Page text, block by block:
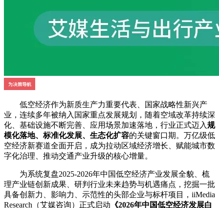
低空经济作为新质生产力重要代表、国家战略性新兴产
业，连续多年被纳入国家重点发展规划，随着空域改革持续深
化、基础设施不断完善、应用场景加速落地，行业正式迈入规
模化落地、标准化发展、生态化扩容的关键窗口期。万亿级低
空经济新赛道全面开启，成为拉动区域经济增长、赋能城市数
字化治理、推动交通产业升级的核心增量。
为系统复盘2025-2026年中国低空经济产业发展全貌、梳
理产业链创新成果、研判行业未来趋势与机遇痛点，挖掘一批
具备创新力、影响力、示范性的头部企业与标杆项目，iiMedia
Research（艾媒咨询）正式启动 《2026年中国低空经济发展白